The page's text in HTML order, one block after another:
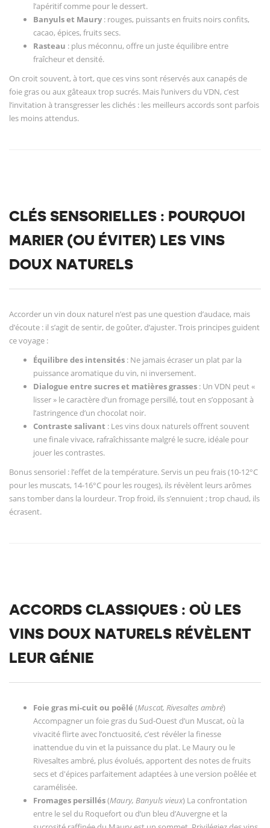
l’apéritif comme pour le dessert.
Banyuls et Maury : rouges, puissants en fruits noirs confits,
cacao, épices, fruits secs.
Rasteau : plus méconnu, offre un juste équilibre entre
fraîcheur et densité.
On croit souvent, à tort, que ces vins sont réservés aux canapés de
foie gras ou aux gâteaux trop sucrés. Mais l’univers du VDN, c’est
l’invitation à transgresser les clichés : les meilleurs accords sont parfois
les moins attendus.
CLÉS SENSORIELLES : POURQUOI
MARIER (OU ÉVITER) LES VINS
DOUX NATURELS
Accorder un vin doux naturel n’est pas une question d’audace, mais
d’écoute : il s’agit de sentir, de goûter, d’ajuster. Trois principes guident
ce voyage :
Équilibre des intensités : Ne jamais écraser un plat par la
puissance aromatique du vin, ni inversement.
Dialogue entre sucres et matières grasses : Un VDN peut «
lisser » le caractère d’un fromage persillé, tout en s’opposant à
l’astringence d’un chocolat noir.
Contraste salivant : Les vins doux naturels offrent souvent
une finale vivace, rafraîchissante malgré le sucre, idéale pour
jouer les contrastes.
Bonus sensoriel : l’effet de la température. Servis un peu frais (10-12°C
pour les muscats, 14-16°C pour les rouges), ils révèlent leurs arômes
sans tomber dans la lourdeur. Trop froid, ils s’ennuient ; trop chaud, ils
écrasent.
ACCORDS CLASSIQUES : OÙ LES
VINS DOUX NATURELS RÉVÈLENT
LEUR GÉNIE
Foie gras mi-cuit ou poêlé (Muscat, Rivesaltes ambré)
Accompagner un foie gras du Sud-Ouest d’un Muscat, où la
vivacité flirte avec l’onctuosité, c’est révéler la finesse
inattendue du vin et la puissance du plat. Le Maury ou le
Rivesaltes ambré, plus évolués, apportent des notes de fruits
secs et d'épices parfaitement adaptées à une version poêlée et
caramélisée.
Fromages persillés(Maury, Banyuls vieux) La confrontation
entre le sel du Roquefort ou d’un bleu d’Auvergne et la